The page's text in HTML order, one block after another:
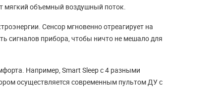
Что такое конвектор и
какие они бывают
Конвектор - лучший прибор
отопления В прошлой статье "Обзор
лучших моделей для обог...
мягкий объемный воздушный поток.
Сенсор мгновенно отреагирует на
сигналов прибора, чтобы ничто не мешало для
Например, Smart Sleep с 4 разными
осуществляется современным пультом ДУ с